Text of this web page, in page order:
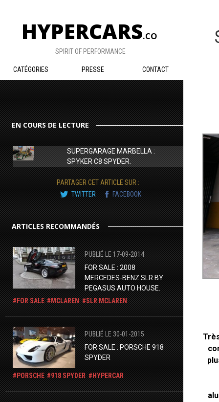
HYPERCARS.CO
SPIRIT OF PERFORMANCE
CATÉGORIES PRESSE CONTACT
EN COURS DE LECTURE
SUPERGARAGE MARBELLA :
SPYKER C8 SPYDER.
PARTAGER CET ARTICLE SUR :
TWITTER
FACEBOOK
ARTICLES RECOMMANDÉS
PUBLIÉ LE 17-09-2014
FOR SALE : 2008
MERCEDES-BENZ SLR BY
PEGASUS AUTO HOUSE.
FOR SALE
MCLAREN SLR MCLAREN
PUBLIÉ LE 30-01-2015
FOR SALE : PORSCHE 918
SPYDER
PORSCHE 918 SPYDER HYPERCAR